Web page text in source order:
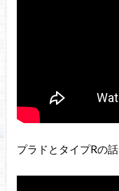
プラドとタイプRの話